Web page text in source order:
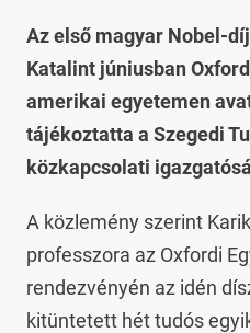
Az első magyar Nobel-
Katalint júniusban
amerikai egyetemen
tájékoztatta a Szegedi
közkapcsolati
A közlemény szerint
professzora az Oxfordi
rendezvényén az idén
kitüntetett hét tudós